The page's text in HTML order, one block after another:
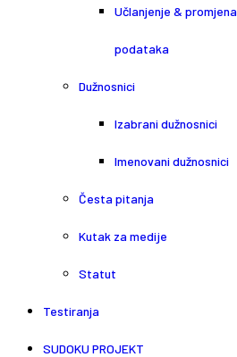
Učlanjenje & promjena
podataka
Dužnosnici
Izabrani dužnosnici
Imenovani dužnosnici
Česta pitanja
Kutak za medije
Statut
Testiranja
SUDOKU PROJEKT